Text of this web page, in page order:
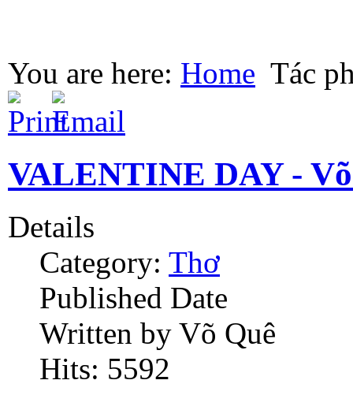
You are here: Home Tác
VALENTINE DAY -
Details
Category: Thơ
Published Date
Written by Võ Quê
Hits: 5592